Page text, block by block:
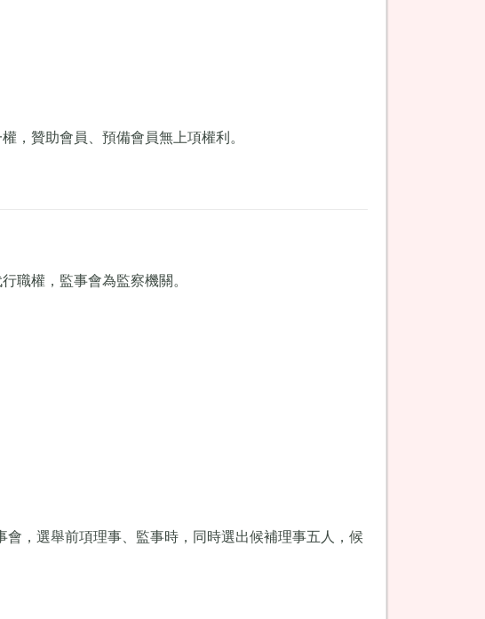
，贊助會員、預備會員無上項權利。
職權，監事會為監察機關。
，選舉前項理事、監事時，同時選出候補理事五人，候